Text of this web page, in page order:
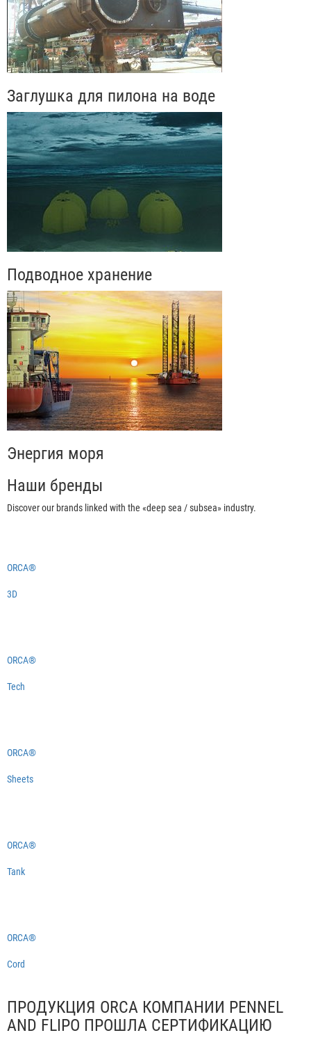
Заглушка для пилона на воде
Подводное хранение
Энергия моря
Наши бренды
Discover our brands linked with the «deep sea / subsea» industry.
ORCA®
3D
ORCA®
Tech
ORCA®
Sheets
ORCA®
Tank
ORCA®
Cord
ПРОДУКЦИЯ ORCA КОМПАНИИ PENNEL
AND FLIPO ПРОШЛА СЕРТИФИКАЦИЮ